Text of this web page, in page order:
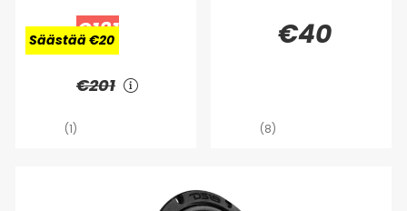
€181
Säästää €20
€201
(1)
€40
(8)